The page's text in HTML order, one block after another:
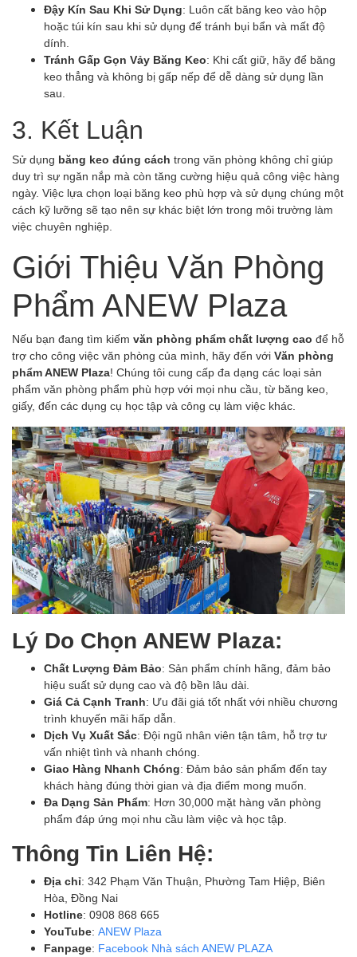
Đậy Kín Sau Khi Sử Dụng: Luôn cất băng keo vào hộp
hoặc túi kín sau khi sử dụng để tránh bụi bẩn và mất độ
dính.
Tránh Gấp Gọn Vảy Băng Keo: Khi cất giữ, hãy để băng
keo thẳng và không bị gấp nếp để dễ dàng sử dụng lần
sau.
3. Kết Luận
Sử dụng băng keo đúng cách trong văn phòng không chỉ giúp
duy trì sự ngăn nắp mà còn tăng cường hiệu quả công việc hàng
ngày. Việc lựa chọn loại băng keo phù hợp và sử dụng chúng một
cách kỹ lưỡng sẽ tạo nên sự khác biệt lớn trong môi trường làm
việc chuyên nghiệp.
Giới Thiệu Văn Phòng
Phẩm ANEW Plaza
Nếu bạn đang tìm kiếm văn phòng phẩm chất lượng cao để hỗ
trợ cho công việc văn phòng của mình, hãy đến với Văn phòng
phẩm ANEW Plaza! Chúng tôi cung cấp đa dạng các loại sản
phẩm văn phòng phẩm phù hợp với mọi nhu cầu, từ băng keo,
giấy, đến các dụng cụ học tập và công cụ làm việc khác.
Lý Do Chọn ANEW Plaza:
Chất Lượng Đảm Bảo: Sản phẩm chính hãng, đảm bảo
hiệu suất sử dụng cao và độ bền lâu dài.
Giá Cả Cạnh Tranh: Ưu đãi giá tốt nhất với nhiều chương
trình khuyến mãi hấp dẫn.
Dịch Vụ Xuất Sắc: Đội ngũ nhân viên tận tâm, hỗ trợ tư
vấn nhiệt tình và nhanh chóng.
Giao Hàng Nhanh Chóng: Đảm bảo sản phẩm đến tay
khách hàng đúng thời gian và địa điểm mong muốn.
Đa Dạng Sản Phẩm: Hơn 30,000 mặt hàng văn phòng
phẩm đáp ứng mọi nhu cầu làm việc và học tập.
Thông Tin Liên Hệ:
Địa chỉ: 342 Phạm Văn Thuận, Phường Tam Hiệp, Biên
Hòa, Đồng Nai
Hotline: 0908 868 665
YouTube: ANEW Plaza
Fanpage: Facebook Nhà sách ANEW PLAZA